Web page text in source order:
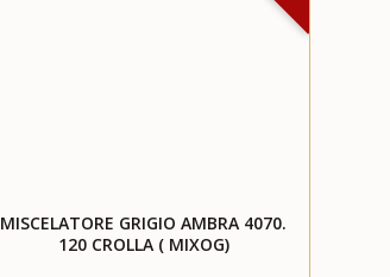
MISCELATORE GRIGIO AMBRA 4070.
120 CROLLA ( MIXOG)